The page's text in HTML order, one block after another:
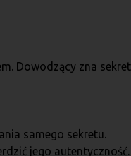
Dowodzący zna
samego sekretu.
jego autentyczność.